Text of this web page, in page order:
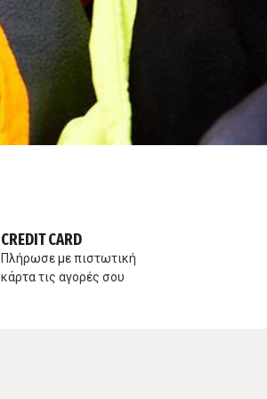
CREDIT CARD
Πλήρωσε με πιστωτική
κάρτα τις αγορές σου